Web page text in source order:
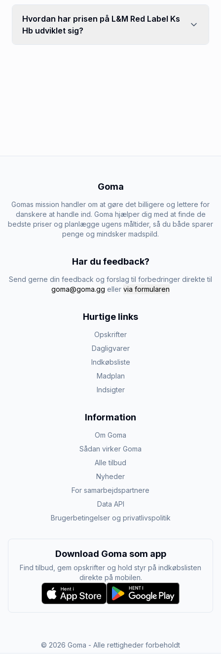
Hvordan har prisen på L&M Red Label Ks
Hb udviklet sig?
Goma
Gomas mission handler om at gøre det billigere og lettere for
danskere at handle ind. Goma hjælper dig med at finde de
bedste priser og planlægge ugens måltider, så du både sparer
penge og mindsker madspild.
Har du feedback?
Send gerne din feedback og forslag til forbedringer direkte til
goma@goma.gg eller via formularen
Hurtige links
Opskrifter
Dagligvarer
Indkøbsliste
Madplan
Indsigter
Information
Om Goma
Sådan virker Goma
Alle tilbud
Nyheder
For samarbejdspartnere
Data API
Brugerbetingelser og privatlivspolitik
Download Goma som app
Find tilbud, gem opskrifter og hold styr på indkøbslisten
direkte på mobilen.
© 2026 Goma - Alle rettigheder forbeholdt